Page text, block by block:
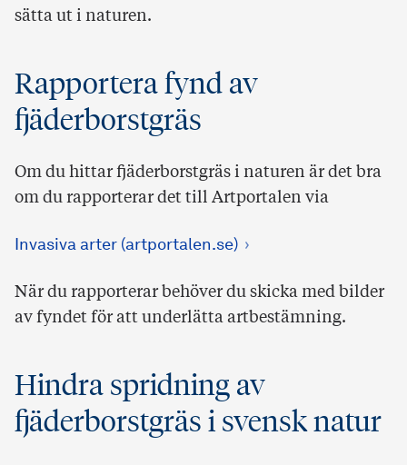
sätta ut i naturen.
Rapportera fynd av
fjäderborstgräs
Om du hittar fjäderborstgräs i naturen är det bra
om du rapporterar det till Artportalen via
Invasiva arter (artportalen.se)
När du rapporterar behöver du skicka med bilder
av fyndet för att underlätta artbestämning.
Hindra spridning av
fjäderborstgräs i svensk natur